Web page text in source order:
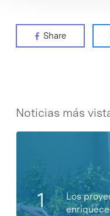
Share
Noticias más
Los